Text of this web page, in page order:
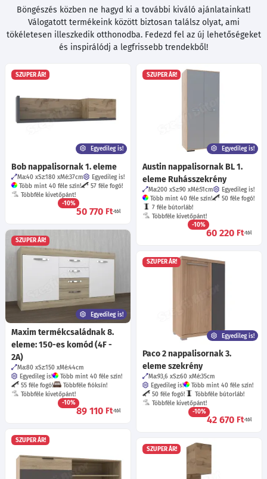
Böngészés közben ne hagyd ki a további kiváló ajánlatainkat!
Válogatott termékeink között biztosan találsz olyat, ami
tökéletesen illeszkedik otthonodba. Fedezd fel az új lehetőségeket
és inspirálódj a legfrissebb trendekből!
SZUPER ÁR!
Egyedileg is!
Bob nappalisornak 1. eleme
Ma:40 Sz:180 Mé:37cm
Egyedileg is!
Több mint 40 féle szín!
57 féle fogó!
Többféle kivetőpánt!
-10%
50 770 Ft-tól
SZUPER ÁR!
Egyedileg is!
Austin nappalisornak BL 1.
eleme Ruhásszekrény
Ma:200 Sz:90 Mé:51cm
Egyedileg is!
Több mint 40 féle szín!
50 féle fogó!
7 féle bútorláb!
Többféle kivetőpánt!
-10%
60 220 Ft-tól
SZUPER ÁR!
Egyedileg is!
Maxim termékcsaládnak 8.
eleme: 150-es komód (4F -
2A)
Ma:80 Sz:150 Mé:44cm
Egyedileg is!
Több mint 40 féle szín!
55 féle fogó!
Többféle fióksín!
Többféle kivetőpánt!
-10%
89 110 Ft-tól
SZUPER ÁR!
Egyedileg is!
Paco 2 nappalisornak 3.
eleme szekrény
Ma:93,6 Sz:60 Mé:35cm
Egyedileg is!
Több mint 40 féle szín!
50 féle fogó!
Többféle bútorláb!
Többféle kivetőpánt!
-10%
42 670 Ft-tól
SZUPER ÁR!
SZUPER ÁR!